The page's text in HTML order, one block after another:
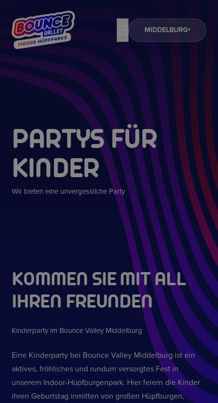
MIDDELBURG
PARTYS FÜR
KINDER
Wir bieten eine unvergessliche Party
KOMMEN SIE MIT ALL
IHREN FREUNDEN
Kinderparty im Bounce Valley Middelburg
Eine Kinderparty bei Bounce Valley Middelburg ist ein
aktives, fröhliches und rundum versorgtes Fest in
unserem Indoor-Hüpfburgenpark. Hier feiern die Kinder
ihren Geburtstag inmitten von großen Hüpfburgen,